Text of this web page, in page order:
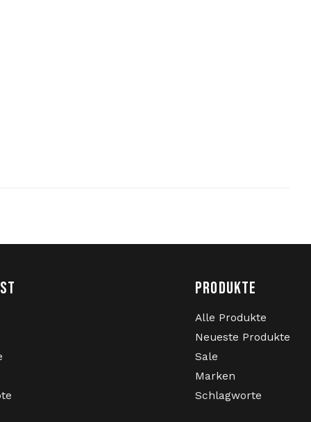
um bei Ihrem Lieblings-Hardcore-Event
PRODUKTE
Alle Produkte
Neueste Produkte
Sale
Marken
Schlagworte